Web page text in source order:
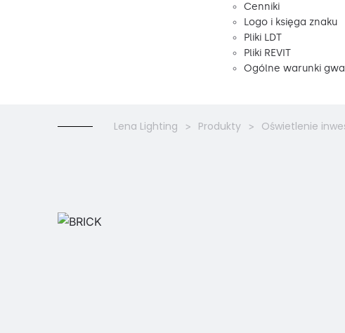
Cenniki
Logo i księga znaku
Pliki LDT
Pliki REVIT
Ogólne warunki
Lena Lighting Produkty Oświetlenie